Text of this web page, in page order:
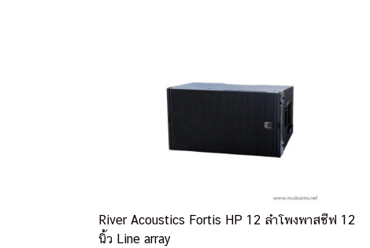
River Acoustics Fortis HP 12 ลำโพงพาสซีฟ 12
นิ้ว Line array